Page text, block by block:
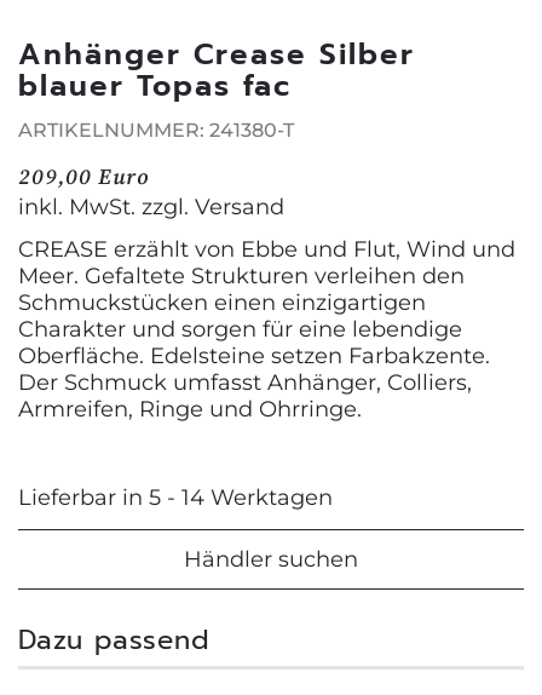
Anhänger Crease Silber
blauer Topas fac
ARTIKELNUMMER: 241380-T
209,00 Euro
inkl. MwSt. zzgl. Versand
CREASE erzählt von Ebbe und Flut, Wind und
Meer. Gefaltete Strukturen verleihen den
Schmuckstücken einen einzigartigen
Charakter und sorgen für eine lebendige
Oberfläche. Edelsteine setzen Farbakzente.
Der Schmuck umfasst Anhänger, Colliers,
Armreifen, Ringe und Ohrringe.
Lieferbar in 5 - 14 Werktagen
Händler suchen
Dazu passend